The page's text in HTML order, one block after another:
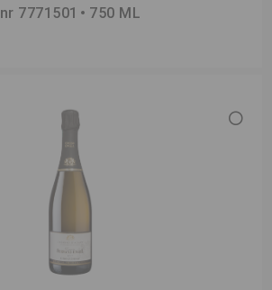
nr 7771501 750 ML